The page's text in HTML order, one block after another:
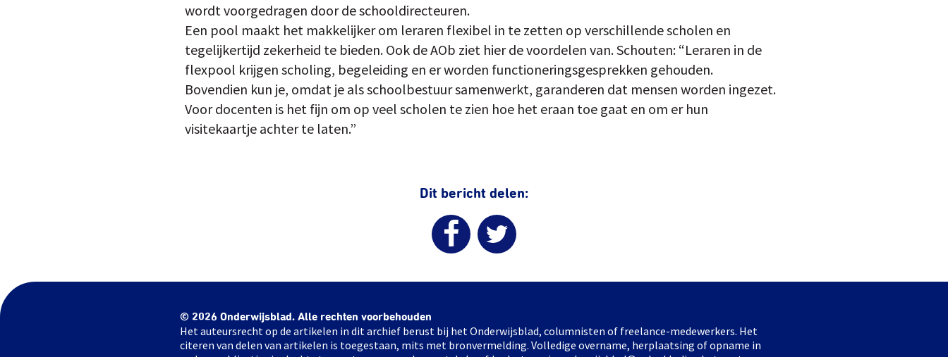
wordt voorgedragen door de schooldirecteuren.
Een pool maakt het makkelijker om leraren flexibel in te zetten op verschillende scholen en
tegelijkertijd zekerheid te bieden. Ook de AOb ziet hier de voordelen van. Schouten: “Leraren in de
flexpool krijgen scholing, begeleiding en er worden functioneringsgesprekken gehouden.
Bovendien kun je, omdat je als schoolbestuur samenwerkt, garanderen dat mensen worden ingezet.
Voor docenten is het fijn om op veel scholen te zien hoe het eraan toe gaat en om er hun
visitekaartje achter te laten.”
Dit bericht delen:
© 2026 Onderwijsblad. Alle rechten voorbehouden
Het auteursrecht op de artikelen in dit archief berust bij het Onderwijsblad, columnisten of freelance-medewerkers. Het
citeren van delen van artikelen is toegestaan, mits met bronvermelding. Volledige overname, herplaatsing of opname in